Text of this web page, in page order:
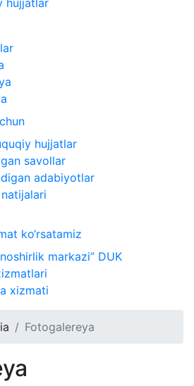
hujjatlar
hujjatlar
savollar
adabiyotlar
ko‘rsatamiz
markazi” DUK
xizmati
Fotogalereya